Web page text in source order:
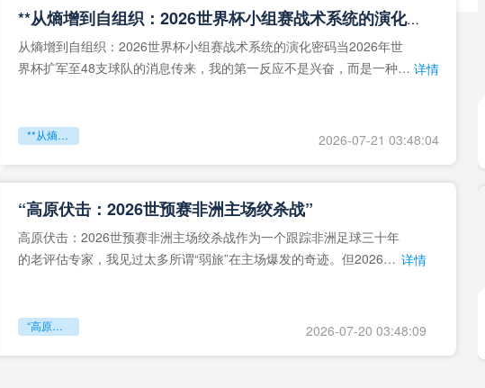
**从熵增到自组织：2026世界杯小组赛战术系统的演化密码**
从熵增到自组织：2026世界杯小组赛战术系统的演化密码当2026年世
界杯扩军至48支球队的消息传来，我的第一反应不是兴奋，而是一种深 详情
**从熵增到自组织：2026世界杯小组赛战术系统的演化密码** 2026-07-21 03:48:04
“高原伏击：2026世预赛非洲主场绞杀战”
高原伏击：2026世预赛非洲主场绞杀战作为一个跟踪非洲足球三十年
的老评估专家，我见过太多所谓“弱旅”在主场爆发的奇迹。但2026年 详情
“高原伏击：2026世预赛非洲主场绞杀战” 2026-07-20 03:48:09